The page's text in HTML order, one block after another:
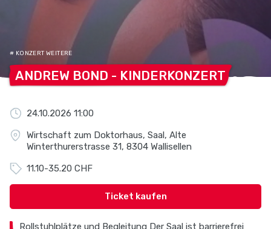
# KONZERT WEITERE
ANDREW BOND - KINDERKONZERT
24.10.2026 11:00
Wirtschaft zum Doktorhaus, Saal, Alte
Winterthurerstrasse 31, 8304 Wallisellen
11.10-35.20 CHF
Ticket kaufen
Rollstuhlplätze und Begleitung Der Saal ist barrierefrei